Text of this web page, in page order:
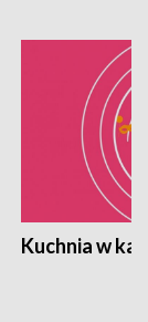
Kuchnia w